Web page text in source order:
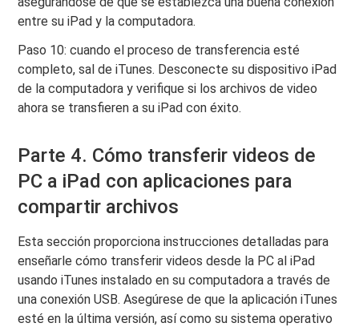
entre su iPad y la computadora.
Paso 10: cuando el proceso de transferencia esté
completo, sal de iTunes. Desconecte su dispositivo iPad
de la computadora y verifique si los archivos de video
ahora se transfieren a su iPad con éxito.
Parte 4. Cómo transferir videos de
PC a iPad con aplicaciones para
compartir archivos
Esta sección proporciona instrucciones detalladas para
enseñarle cómo transferir videos desde la PC al iPad
usando iTunes instalado en su computadora a través de
una conexión USB. Asegúrese de que la aplicación iTunes
esté en la última versión, así como su sistema operativo